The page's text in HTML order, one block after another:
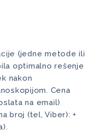
(jedne metode ili
optimalno rešenje
nakon
Cena
na email)
broj (tel, Viber): +